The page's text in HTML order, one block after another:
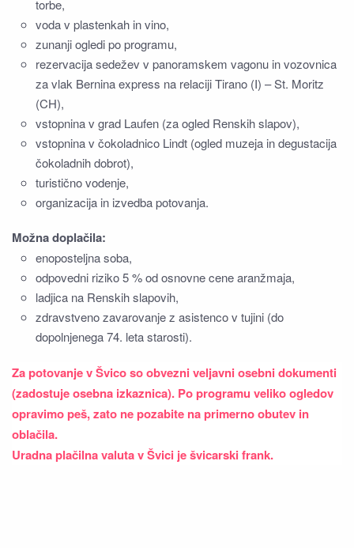
torbe,
voda v plastenkah in vino,
zunanji ogledi po programu,
rezervacija sedežev v panoramskem vagonu in vozovnica
za vlak Bernina express na relaciji Tirano (I) – St. Moritz
(CH),
vstopnina v grad Laufen (za ogled Renskih slapov),
vstopnina v čokoladnico Lindt (ogled muzeja in degustacija
čokoladnih dobrot),
turistično vodenje,
organizacija in izvedba potovanja.
Možna doplačila:
enoposteljna soba,
odpovedni riziko 5 % od osnovne cene aranžmaja,
ladjica na Renskih slapovih,
zdravstveno zavarovanje z asistenco v tujini (do
dopolnjenega 74. leta starosti).
Za potovanje v Švico so obvezni veljavni osebni dokumenti
(zadostuje osebna izkaznica). Po programu veliko ogledov
opravimo peš, zato ne pozabite na primerno obutev in
oblačila.
Uradna plačilna valuta v Švici je švicarski frank.